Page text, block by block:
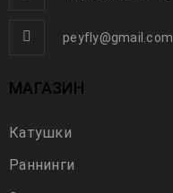
peyfly@gmail.com
МАГАЗИН
Катушки
Раннинги